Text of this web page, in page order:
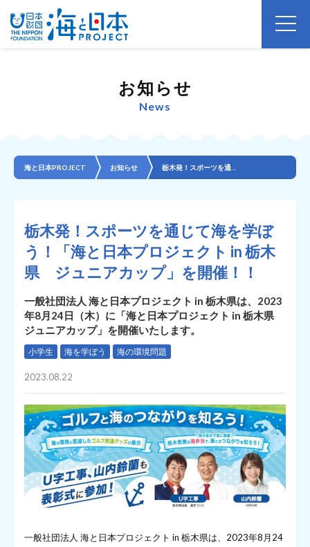
お知らせ
News
海と日本PROJECT お知らせ
栃木発！スポーツを通じて海を学ぼ
う！「海と日本プロジェクト in 栃木
県 ジュニアカップ」を開催！！
一般社団法人 海と日本プロジェクト in 栃木県は、2023
年8月24日（木）に「海と日本プロジェクト in 栃木県
ジュニアカップ」を開催いたします。
小学生 海を学ぼう 海の環境問題
2023.08.22
一般社団法人 海と日本プロジェクト in 栃木県は、2023年8月24